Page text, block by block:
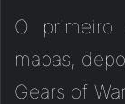
O
mapas,
Gears of